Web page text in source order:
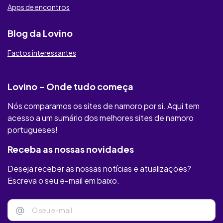
Youumu
MAXXFINDER
Privaffair
Only Flirts
Felizes
Clube Amizade
Apps de encontros
Blog da Lovino
Factos interessantes
Lovino - Onde tudo começa
Nós comparamos os sites de namoro por si. Aqui tem
acesso a um sumário dos melhores sites de namoro
portugueses!
Receba as nossas novidades
Deseja receber as nossas notícias e atualizações?
Escreva o seu e-mail em baixo.
@